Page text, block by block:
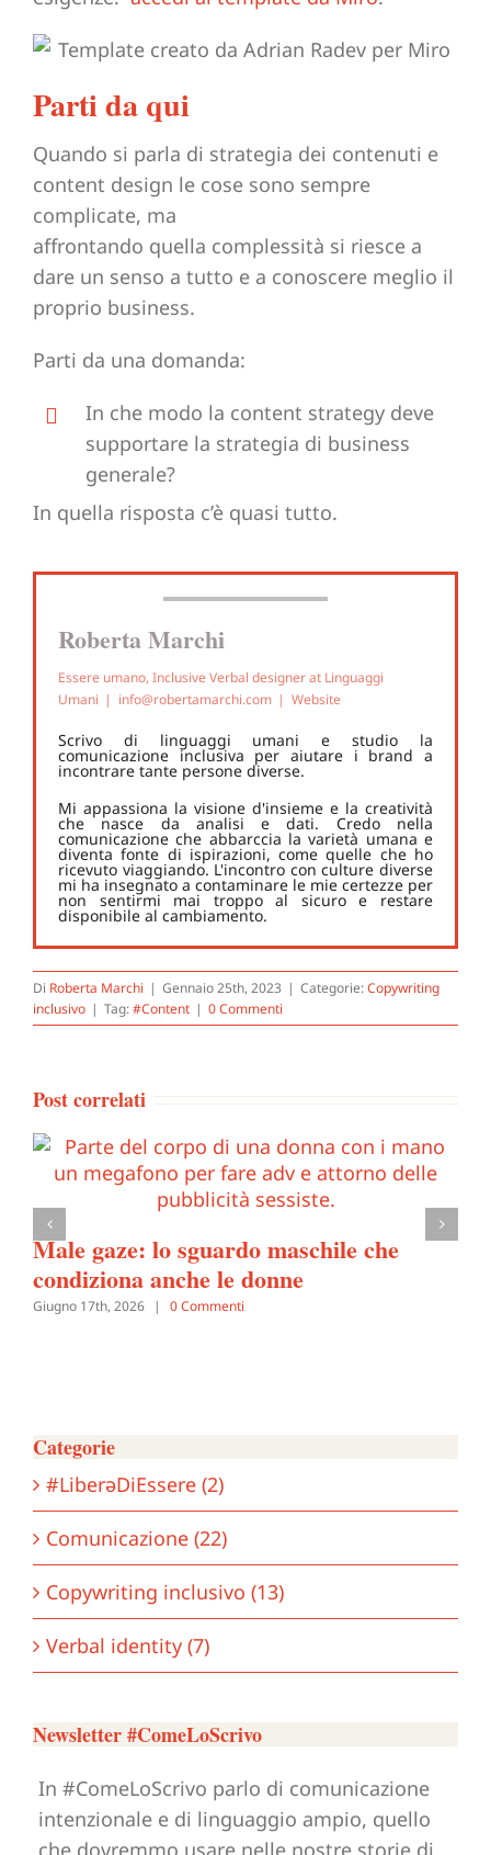
Parti da qui
Quando si parla di strategia dei contenuti e
content design le cose sono sempre
complicate, ma
affrontando quella complessità si riesce a
dare un senso a tutto e a conoscere meglio il
proprio business.
Parti da una domanda:
In che modo la content strategy deve
supportare la strategia di business
generale?
In quella risposta c’è quasi tutto.
Roberta Marchi
Essere umano, Inclusive Verbal designerat Linguaggi
Umani | info@robertamarchi.com | Website
Scrivo di linguaggi umani e studio la
comunicazione inclusiva per aiutare i brand a
incontrare tante persone diverse.
Mi appassiona la visione d'insieme e la creatività
che nasce da analisi e dati. Credo nella
comunicazione che abbarccia la varietà umana e
diventa fonte di ispirazioni, come quelle che ho
ricevuto viaggiando. L'incontro con culture diverse
mi ha insegnato a contaminare le mie certezze per
non sentirmi mai troppo al sicuro e restare
disponibile al cambiamento.
Di Roberta Marchi | Gennaio 25th, 2023 | Categorie:Copywriting
inclusivo | Tag:#Content | 0 Commenti
Post correlati
Male gaze: lo sguardo maschile che
condiziona anche le donne
Giugno 17th, 2026 | 0 Commenti
Categorie
#LiberǝDiEssere (2)
Comunicazione (22)
Copywriting inclusivo (13)
Verbal identity (7)
Newsletter #ComeLoScrivo
In #ComeLoScrivo parlo di comunicazione
intenzionale e di linguaggio ampio, quello
che dovremmo usare nelle nostre storie di